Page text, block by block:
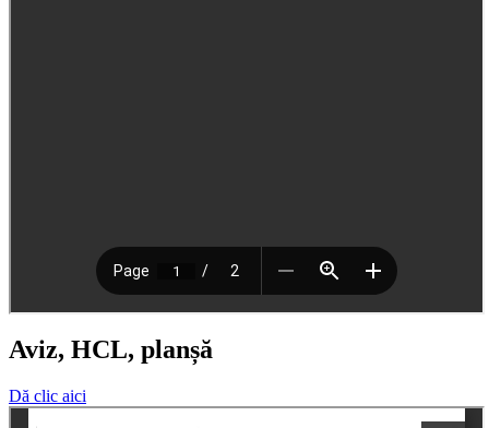
Aviz, HCL, planșă
Dă clic aici